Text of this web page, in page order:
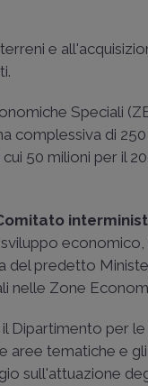
e
Speciali
di
50 milioni per il
predetto
nelle Zone
il Dipartimento per
tematiche e
sull'attuazione